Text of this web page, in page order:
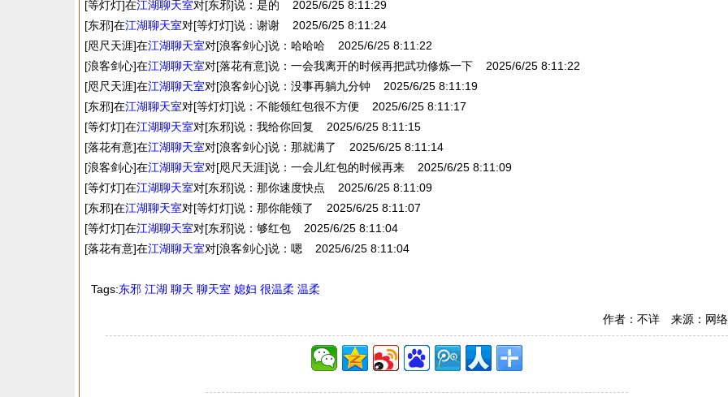
[等灯灯]在江湖聊天室对[东邪]说：是的 2025/6/25 8:11:29
[东邪]在江湖聊天室对[等灯灯]说：谢谢 2025/6/25 8:11:24
[咫尺天涯]在江湖聊天室对[浪客剑心]说：哈哈哈 2025/6/25 8:11:22
[浪客剑心]在江湖聊天室对[落花有意]说：一会我离开的时候再把武功修炼一下 2025/6/25 8:11:22
[咫尺天涯]在江湖聊天室对[浪客剑心]说：没事再躺九分钟 2025/6/25 8:11:19
[东邪]在江湖聊天室对[等灯灯]说：不能领红包很不方便 2025/6/25 8:11:17
[等灯灯]在江湖聊天室对[东邪]说：我给你回复 2025/6/25 8:11:15
[落花有意]在江湖聊天室对[浪客剑心]说：那就满了 2025/6/25 8:11:14
[浪客剑心]在江湖聊天室对[咫尺天涯]说：一会儿红包的时候再来 2025/6/25 8:11:09
[等灯灯]在江湖聊天室对[东邪]说：那你速度快点 2025/6/25 8:11:09
[东邪]在江湖聊天室对[等灯灯]说：那你能领了 2025/6/25 8:11:07
[等灯灯]在江湖聊天室对[东邪]说：够红包 2025/6/25 8:11:04
[落花有意]在江湖聊天室对[浪客剑心]说：嗯 2025/6/25 8:11:04
Tags:东邪 江湖 聊天 聊天室 媳妇 很温柔 温柔
作者：不详 来源：网络